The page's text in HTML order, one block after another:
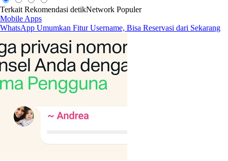
Terkait Rekomendasi detikNetwork Populer
Mobile Apps
WhatsApp Umumkan Fitur Username, Bisa Reservasi dari Sekarang